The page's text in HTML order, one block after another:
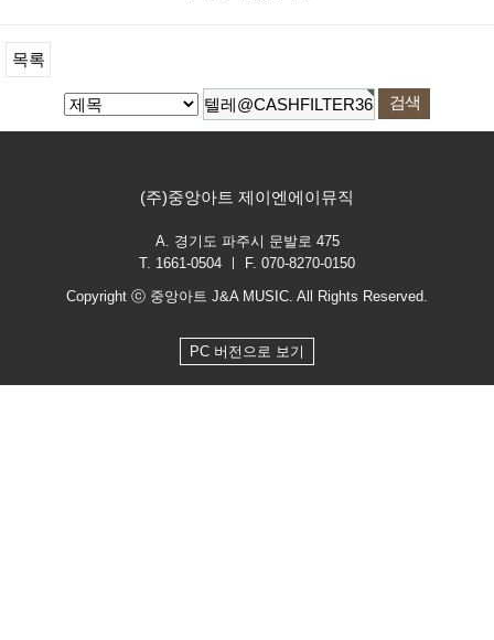
목록
(주)중앙아트 제이엔에이뮤직
A. 경기도 파주시 문발로 475
T. 1661-0504 ㅣ F. 070-8270-0150
Copyright ⓒ 중앙아트 J&A MUSIC. All Rights Reserved.
PC 버전으로 보기